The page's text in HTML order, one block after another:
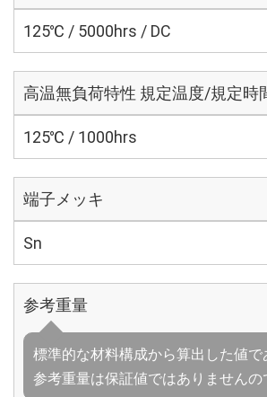
125℃ / 5000hrs / DC
高温無負荷特性 規定温度/規定時
125℃ / 1000hrs
端子メッキ
Sn
参考重量
標準的な材料構成から算出した値で
参考重量は保証値ではありませんの